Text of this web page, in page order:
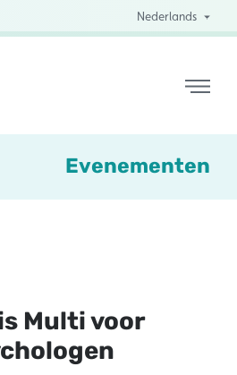
Nederlands
Evenementen
Multi voor